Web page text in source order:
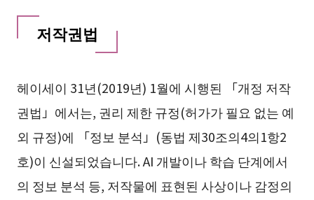
저작권법
헤이세이 31년(2019년) 1월에 시행된 「개정 저작
권법」에서는, 권리 제한 규정(허가가 필요 없는 예
외 규정)에 「정보 분석」(동법 제30조의4의1항2
호)이 신설되었습니다. AI 개발이나 학습 단계에서
의 정보 분석 등, 저작물에 표현된 사상이나 감정의